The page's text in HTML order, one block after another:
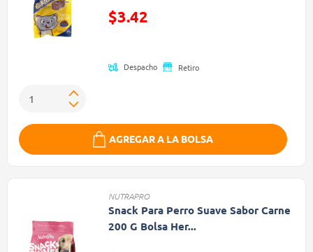
Precio reducido de
$3.42
Despacho Retiro
AGREGAR A LA BOLSA
NUTRAPRO
Snack Para Perro Suave Sabor Carne
200 G Bolsa Her...